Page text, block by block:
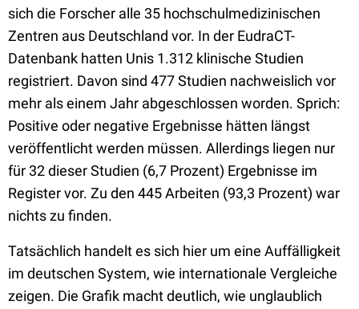
sich die Forscher alle 35 hochschulmedizinischen
Zentren aus Deutschland vor. In der EudraCT-
Datenbank hatten Unis 1.312 klinische Studien
registriert. Davon sind 477 Studien nachweislich vor
mehr als einem Jahr abgeschlossen worden. Sprich:
Positive oder negative Ergebnisse hätten längst
veröffentlicht werden müssen. Allerdings liegen nur
für 32 dieser Studien (6,7 Prozent) Ergebnisse im
Register vor. Zu den 445 Arbeiten (93,3 Prozent) war
nichts zu finden.
Tatsächlich handelt es sich hier um eine Auffälligkeit
im deutschen System, wie internationale Vergleiche
zeigen. Die Grafik macht deutlich, wie unglaublich